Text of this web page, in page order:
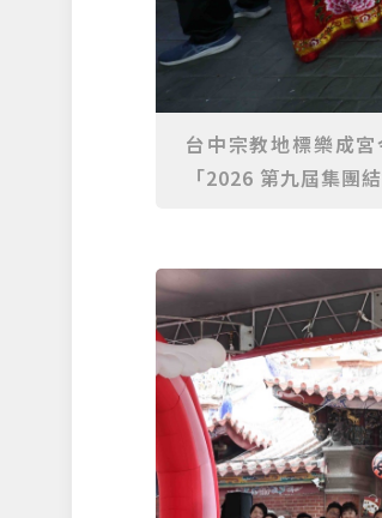
台中宗教地標樂成
「2026 第九屆集團